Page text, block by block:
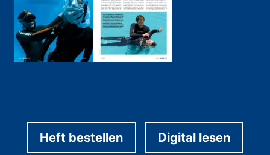
Heft bestellen Digital lesen